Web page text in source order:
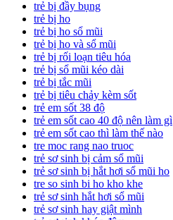
trẻ bị đầy bụng
trẻ bị ho
trẻ bị ho sổ mũi
trẻ bị ho và sổ mũi
trẻ bị rối loạn tiêu hóa
trẻ bị sổ mũi kéo dài
trẻ bị tắc mũi
trẻ bị tiêu chảy kèm sốt
trẻ em sốt 38 độ
trẻ em sốt cao 40 độ nên làm gì
trẻ em sốt cao thì làm thế nào
tre moc rang nao truoc
trẻ sơ sinh bị cảm sổ mũi
trẻ sơ sinh bị hắt hơi sổ mũi ho
tre so sinh bi ho kho khe
trẻ sơ sinh hắt hơi sổ mũi
trẻ sơ sinh hay giật mình